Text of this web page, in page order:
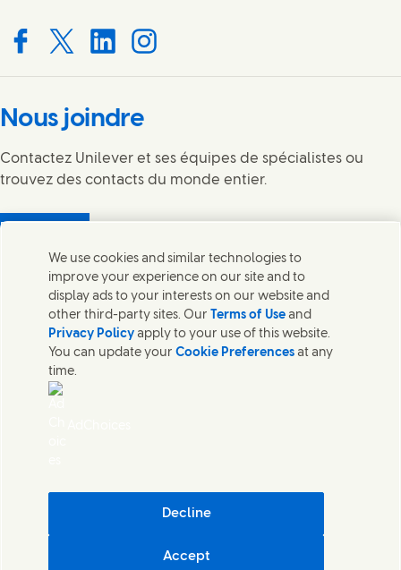
with us on Facebook
Connect with us on X
Connect with us on LinkedIn
Connect with us on Instagram
Nous joindre
Contactez Unilever et ses équipes de spécialistes ou
trouvez des contacts du monde entier.
Avis de Confidentialite
Témoin de consentement(Opens in new window)
Accessibilité
Durabilité Numérique
Ce site est régi uniquement par les lois et règlements
pavan.virdee@unilever.com. L'utilisation de ce site constitue
votre consentement à l'application de ces lois et
Votre utilisation des informations sur ce site est soumise aux
We use cookies and similar technologies to
improve your experience on our site and to
display ads to your interests on our website and
other third-party sites. Our Terms of Use and
Privacy Policy apply to your use of this website.
You can update yourCookie Preferences at any
time.
Decline
Accept